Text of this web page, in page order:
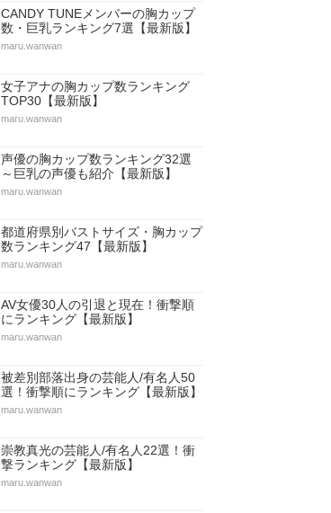
CANDY TUNEメンバーの胸カップ
数・巨乳ランキング7選【最新版】
maru.wanwan
女子アナの胸カップ数ランキング
TOP30【最新版】
maru.wanwan
声優の胸カップ数ランキング32選
～巨乳の声優も紹介【最新版】
maru.wanwan
都道府県別バストサイズ・胸カップ
数ランキング47【最新版】
maru.wanwan
AV女優30人の引退と現在！衝撃順
にランキング【最新版】
maru.wanwan
被差別部落出身の芸能人/有名人50
選！衝撃順にランキング【最新版】
maru.wanwan
崇教真光の芸能人/有名人22選！衝
撃ランキング【最新版】
maru.wanwan